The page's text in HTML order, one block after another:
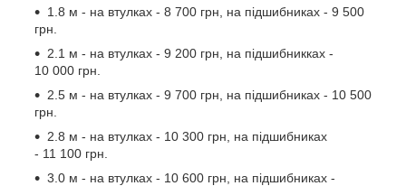
1.8 м - на втулках - 8 700 грн, на підшибниках - 9 500
грн.
2.1 м - на втулках - 9 200 грн, на підшибникках -
10 000 грн.
2.5 м - на втулках - 9 700 грн, на підшибниках - 10 500
грн.
2.8 м - на втулках - 10 300 грн, на підшибниках
- 11 100 грн.
3.0 м - на втулках - 10 600 грн, на підшибниках -